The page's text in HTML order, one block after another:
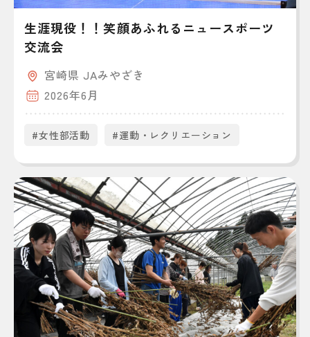
生涯現役！！笑顔あふれるニュースポーツ
交流会
宮崎県 JAみやざき
2026年6月
#女性部活動 #運動・レクリエーション